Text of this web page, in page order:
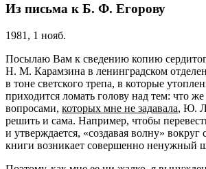
Из письма к Б. Ф. Егорову
1981, 1 нояб.
Посылаю Вам к сведению копию
Н. М. Карамзина в ленинградском
в тоне светского трепа, в которые
приходится ломать голову над тем: что
вопросами, которых мне не задавала, Ю.
решить и сама. Например, чтобы
и утверждается, «создавая волну»
книги возникает совершенно ненужный